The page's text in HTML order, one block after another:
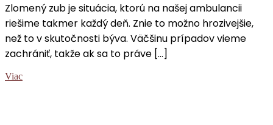
Zlomený zub je situácia, ktorú na našej ambulancii
riešime takmer každý deň. Znie to možno hrozivejšie,
než to v skutočnosti býva. Väčšinu prípadov vieme
zachrániť, takže ak sa to práve […]
Viac